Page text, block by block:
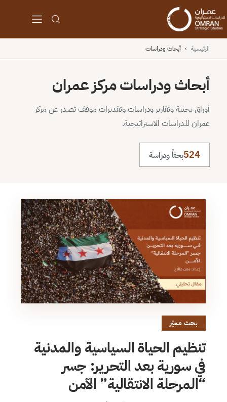
الرئيسية › أبحاث ودراسات
أبحاث ودراسات مركز عمران
أوراق بحثية وتقارير ودراسات وتقديرات موقف تصدر عن مركز
عمران للدراسات الاستراتيجية.
524بحثاً ودراسة
بحث مميّز
تنظيم الحياة السياسية والمدنية
في سورية بعد التحرير: جسر
“المرحلة الانتقالية” الآمن